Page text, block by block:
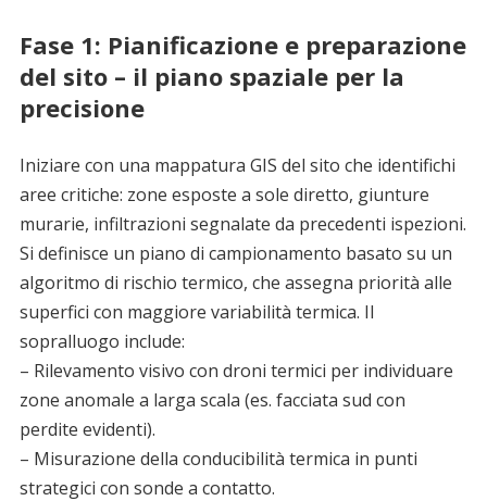
Fase 1: Pianificazione e preparazione
del sito – il piano spaziale per la
precisione
Iniziare con una mappatura GIS del sito che identifichi
aree critiche: zone esposte a sole diretto, giunture
murarie, infiltrazioni segnalate da precedenti ispezioni.
Si definisce un piano di campionamento basato su un
algoritmo di rischio termico, che assegna priorità alle
superfici con maggiore variabilità termica. Il
sopralluogo include:
– Rilevamento visivo con droni termici per individuare
zone anomale a larga scala (es. facciata sud con
perdite evidenti).
– Misurazione della conducibilità termica in punti
strategici con sonde a contatto.